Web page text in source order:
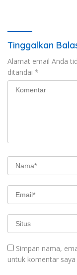
Tinggalkan
Alamat email Anda
ditandai *
Simpan nama,
untuk komentar saya